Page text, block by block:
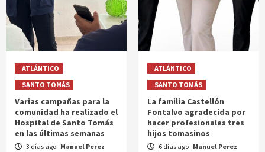
ATLÁNTICO
SANTO TOMÁS
Varias campañas para la
comunidad ha realizado el
Hospital de Santo Tomás
en las últimas semanas
3 días ago Manuel Perez
ATLÁNTICO
SANTO TOMÁS
La familia Castellón
Fontalvo agradecida por
hacer profesionales tres
hijos tomasinos
6 días ago Manuel Perez